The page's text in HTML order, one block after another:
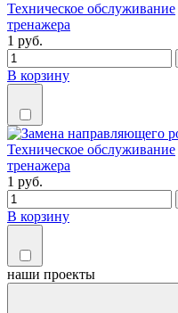
Техническое обслуживание
тренажера
1 руб.
В корзину
Техническое обслуживание
тренажера
1 руб.
В корзину
наши проекты